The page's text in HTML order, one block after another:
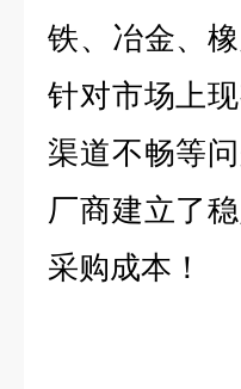
铁、冶金、
针对市场上
渠道不畅等
厂商建立了
采购成本！